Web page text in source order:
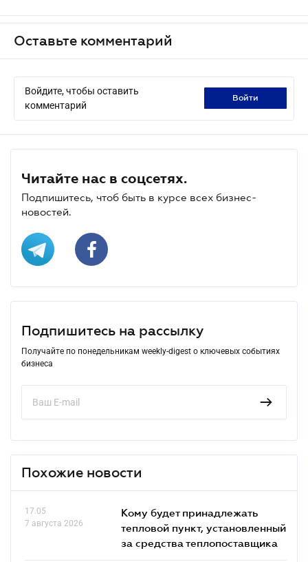
Оставьте комментарий
Войдите, чтобы оставить
комментарий
войти
Читайте нас в соцсетях.
Подпишитесь, чтоб быть в курсе всех бизнес-
новостей.
Подпишитесь на рассылку
Получайте по понедельникам weekly-digest о ключевых событиях
бизнеса
Похожие новости
17.05
7 августа 2026
Кому будет принадлежать
тепловой пункт, установленный
за средства теплопоставщика